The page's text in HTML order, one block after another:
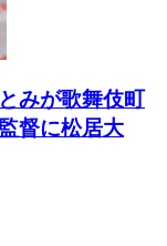
みが歌舞伎町
督に松居大